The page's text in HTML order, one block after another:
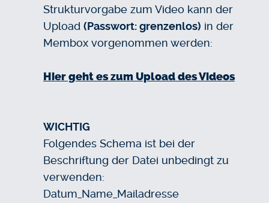
Strukturvorgabe zum Video kann der
Upload (Passwort: grenzenlos) in der
Membox vorgenommen werden:
Hier geht es zum Upload des Videos
WICHTIG
Folgendes Schema ist bei der
Beschriftung der Datei unbedingt zu
verwenden:
Datum_Name_Mailadresse